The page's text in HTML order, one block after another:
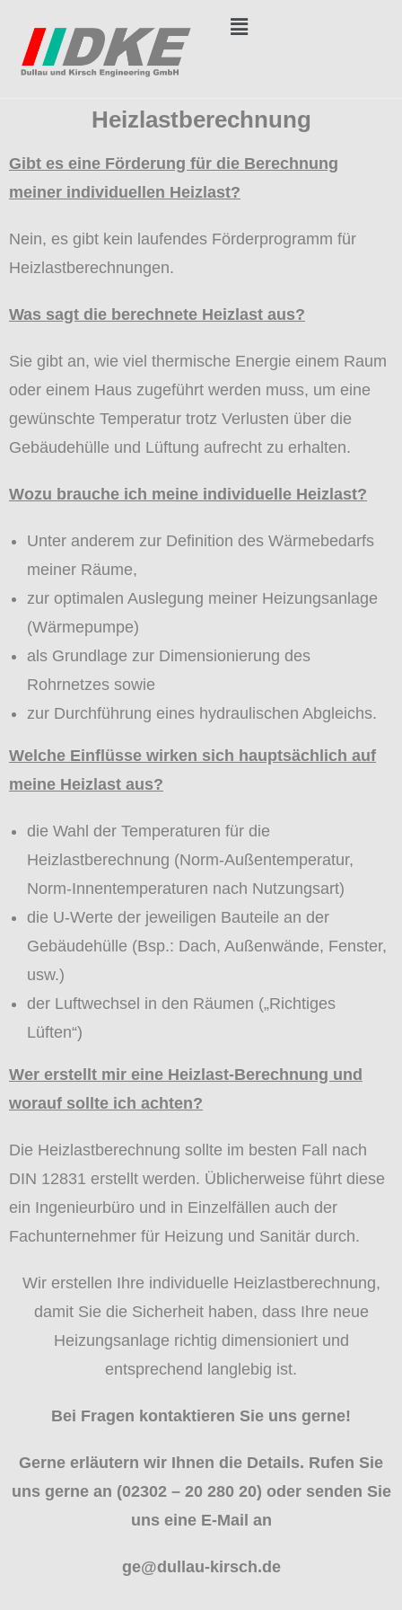
Heizlastberechnung
Gibt es eine Förderung für die Berechnung
meiner individuellen Heizlast?
Nein, es gibt kein laufendes Förderprogramm für
Heizlastberechnungen.
Was sagt die berechnete Heizlast aus?
Sie gibt an, wie viel thermische Energie einem Raum
oder einem Haus zugeführt werden muss, um eine
gewünschte Temperatur trotz Verlusten über die
Gebäudehülle und Lüftung aufrecht zu erhalten.
Wozu brauche ich meine individuelle Heizlast?
Unter anderem zur Definition des Wärmebedarfs
meiner Räume,
zur optimalen Auslegung meiner Heizungsanlage
(Wärmepumpe)
als Grundlage zur Dimensionierung des
Rohrnetzes sowie
zur Durchführung eines hydraulischen Abgleichs.
Welche Einflüsse wirken sich hauptsächlich auf
meine Heizlast aus?
die Wahl der Temperaturen für die
Heizlastberechnung (Norm-Außentemperatur,
Norm-Innentemperaturen nach Nutzungsart)
die U-Werte der jeweiligen Bauteile an der
Gebäudehülle (Bsp.: Dach, Außenwände, Fenster,
usw.)
der Luftwechsel in den Räumen („Richtiges
Lüften“)
Wer erstellt mir eine Heizlast-Berechnung und
worauf sollte ich achten?
Die Heizlastberechnung sollte im besten Fall nach
DIN 12831 erstellt werden. Üblicherweise führt diese
ein Ingenieurbüro und in Einzelfällen auch der
Fachunternehmer für Heizung und Sanitär durch.
Wir erstellen Ihre individuelle Heizlastberechnung,
damit Sie die Sicherheit haben, dass Ihre neue
Heizungsanlage richtig dimensioniert und
entsprechend langlebig ist.
Bei Fragen kontaktieren Sie uns gerne!
Gerne erläutern wir Ihnen die Details. Rufen Sie
uns gerne an (02302 – 20 280 20) oder senden Sie
uns eine E-Mail an
ge@dullau-kirsch.de